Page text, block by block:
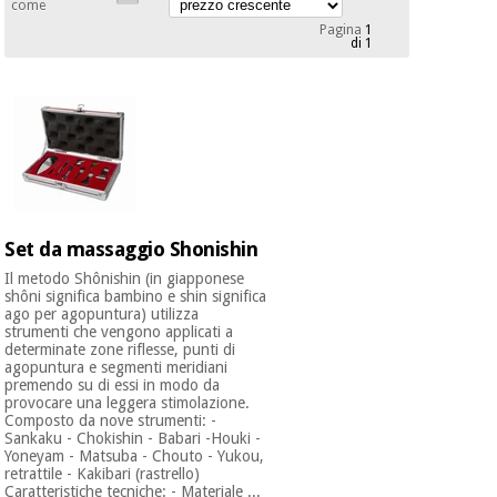
Outlet
Fisaude
Tech
Academy
mediche
cinese
Mobili
clinici
terapeutici
Materiale
essenziale
per la
protezione
dei
coronavirus
Aerobica,
fitness e
Offerte
Outlet
Fisaude
Tech
Academy
Odontoiatria
mediche
Medicina
tradizionale
Mobili
clinici
Armadi
terapeutici
Materiale
come
Pagina 1
di 1
Set da massaggio Shonishin
Il metodo Shônishin (in giapponese
shôni significa bambino e shin significa
ago per agopuntura) utilizza
strumenti che vengono applicati a
determinate zone riflesse, punti di
agopuntura e segmenti meridiani
premendo su di essi in modo da
provocare una leggera stimolazione.
Composto da nove strumenti: -
Sankaku - Chokishin - Babari -Houki -
Yoneyam - Matsuba - Chouto - Yukou,
retrattile - Kakibari (rastrello)
Caratteristiche tecniche: - Materiale ...